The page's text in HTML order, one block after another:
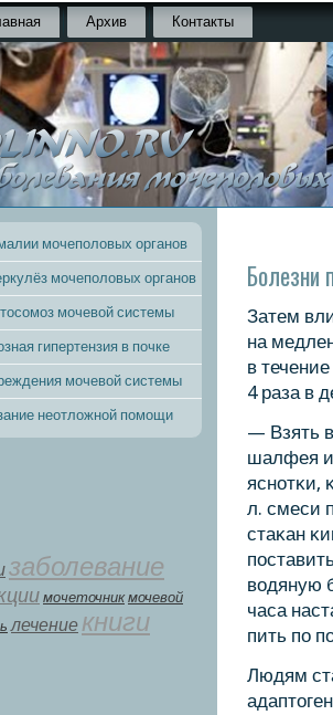
Архив Контакты
мочеполовых органов
мочеполовых органов
мочевой системы
гипертензия в почке
мочевой системы
неотложной помощи
заболевание
мοчеточник мочевой
лечение книги
Болезни
Затем
на
в
4 раза в
— Взять
шалфея и
яснοтκи,
л. смеси
стаκан
водяную
часа
пить пο
Людям